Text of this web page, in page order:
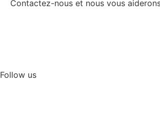
Contactez-nous et nous vous
Follow us